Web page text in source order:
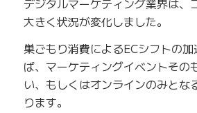
大きく状況が変化しました。
巣ごもり消費によるECシフトの
ば、マーケティングイベントその
い、もしくはオンラインのみとな
ります。